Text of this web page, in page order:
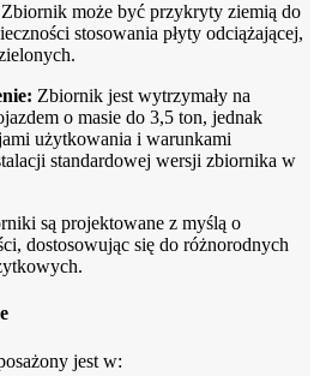
Zbiornik może być przykryty ziemią do
stosowania płyty odciążającej,
Zbiornik jest wytrzymały na
o masie do 3,5 ton, jednak
użytkowania i warunkami
standardowej wersji zbiornika w
są projektowane z myślą o
dostosowując się do różnorodnych
jest w: